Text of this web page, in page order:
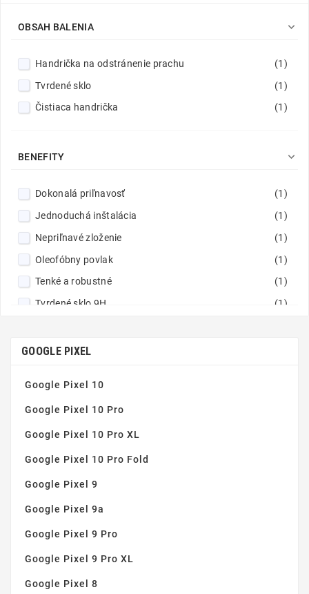
OBSAH BALENIA 
Handrička na odstránenie prachu
(1)
Tvrdené sklo
(1)
Čistiaca handrička
(1)
BENEFITY 
Dokonalá priľnavosť
(1)
Jednoduchá inštalácia
(1)
Nepriľnavé zloženie
(1)
Oleofóbny povlak
(1)
Tenké a robustné
(1)
Tvrdené sklo 9H
(1)
Zaoblené hrany
GOOGLE PIXEL
Google Pixel 10
Google Pixel 10 Pro
Google Pixel 10 Pro XL
Google Pixel 10 Pro Fold
Google Pixel 9
Google Pixel 9a
Google Pixel 9 Pro
Google Pixel 9 Pro XL
Google Pixel 8